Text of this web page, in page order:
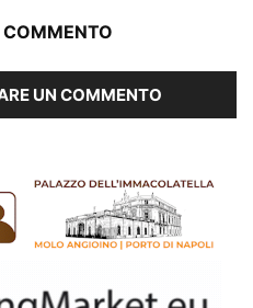
UN COMMENTO